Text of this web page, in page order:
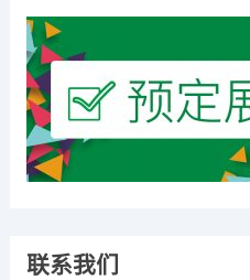
联系我们